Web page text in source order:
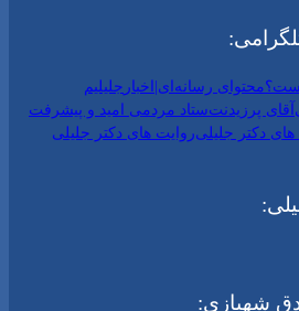
محتوای رسانه‌ای|اخبار جلیلیم
آقای پرزیدنتستاد مردمی امید و پیشرفت
دکتر جلیلیروایت های دکتر جلیلی
شهبازی: